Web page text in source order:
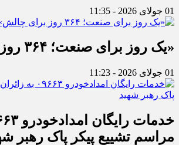
01 جولای 2026 - 11:35
«یک روز برای صنعت؛ ۳۶۴ روز برای چالش»
01 جولای 2026 - 11:23
مراسم تشییع پیکر پاک رهبر